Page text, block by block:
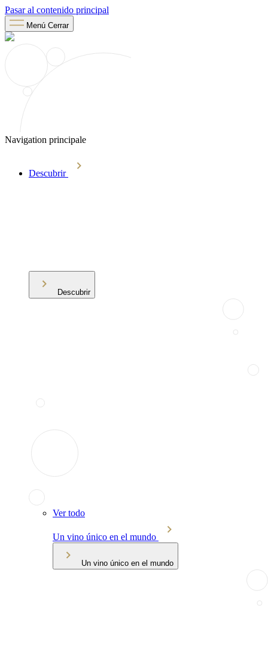
Pasar al contenido principal
Menú Cerrar
Navigation principale
Descubrir
Descubrir
Ver todo
Un vino único en el mundo
Un vino único en el mundo